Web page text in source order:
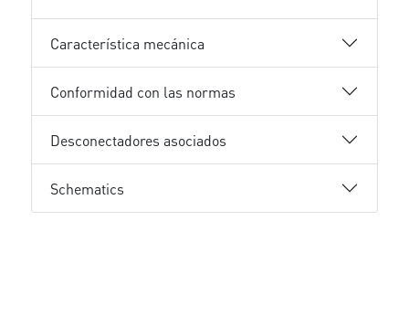
Característica mecánica
Conformidad con las normas
Desconectadores asociados
Schematics